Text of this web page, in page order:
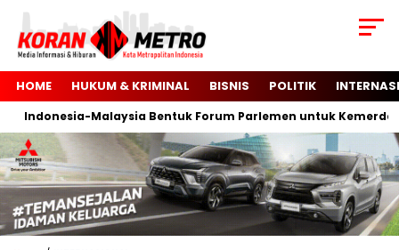
HOME HUKUM & KRIMINAL BISNIS POLITIK
Indonesia-Malaysia Bentuk Forum Parlemen untuk